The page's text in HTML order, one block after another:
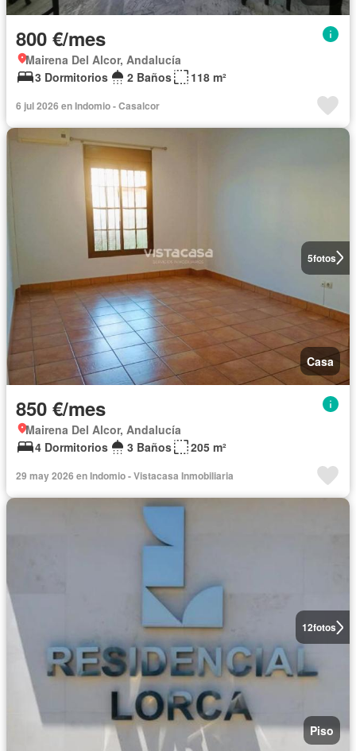
800 €/mes
Mairena Del Alcor, Andalucía
3 Dormitorios
2 Baños 118 m²
6 jul 2026 en Indomio - Casalcor
5fotos
Casa
850 €/mes
Mairena Del Alcor, Andalucía
4 Dormitorios
3 Baños 205 m²
29 may 2026 en Indomio - Vistacasa Inmobiliaria
12fotos
Piso